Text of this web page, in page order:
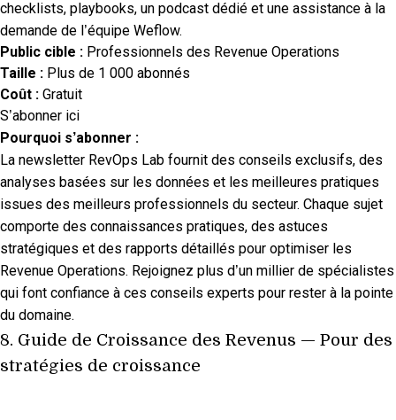
checklists, playbooks, un podcast dédié et une assistance à la
demande de l’équipe Weflow.
Public cible : Professionnels des Revenue Operations
Taille : Plus de 1 000 abonnés
Coût : Gratuit
S’abonner ici
Pourquoi s’abonner :
La newsletter RevOps Lab fournit des conseils exclusifs, des
analyses basées sur les données et les meilleures pratiques
issues des meilleurs professionnels du secteur. Chaque sujet
comporte des connaissances pratiques, des astuces
stratégiques et des rapports détaillés pour optimiser les
Revenue Operations. Rejoignez plus d’un millier de spécialistes
qui font confiance à ces conseils experts pour rester à la pointe
du domaine.
8. Guide de Croissance des Revenus — Pour des
stratégies de croissance